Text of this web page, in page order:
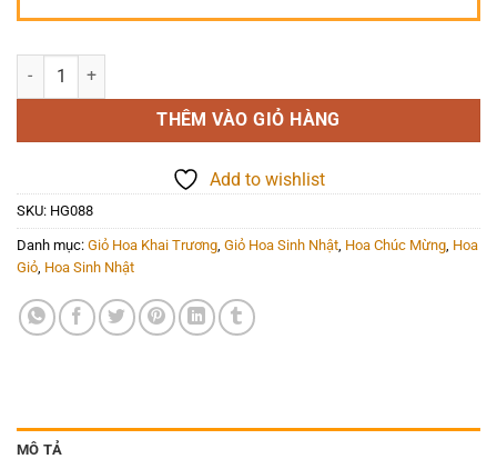
Hoa Giỏ - HG088 số lượng
THÊM VÀO GIỎ HÀNG
Add to wishlist
SKU: HG088
Danh mục: Giỏ Hoa Khai Trương Giỏ Hoa Sinh Nhật Hoa Chúc Mừng Hoa
Giỏ Hoa Sinh Nhật
MÔ TẢ